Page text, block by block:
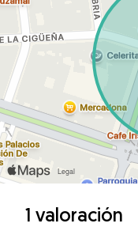
1 valoración